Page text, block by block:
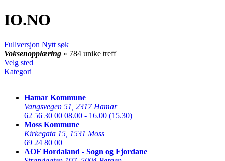
IO.NO
Fullversjon Nytt søk
Voksenopplæring » 784 unike treff
Velg sted
Kategori
Hamar Kommune
Vangsvegen 51 2317 Hamar
62 56 30 00 08.00 - 16.00 (15.30)
Moss Kommune
Kirkegata 15 1531 Moss
69 24 80 00
AOF Hordaland - Sogn og Fjordane